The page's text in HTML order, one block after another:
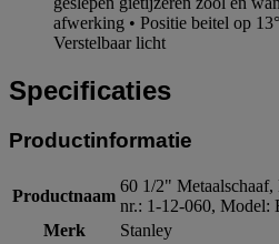
afwerking • Positie beitel op
Verstelbaar licht
Specificaties
Productinformatie
Productnaam
60 1/2"
nr.: 1-12-060, Model:
Merk
Stanley